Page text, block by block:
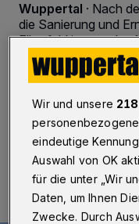
Wuppertal · Nach
die Sanierung und
Elberfeld ist nun der
an ein
günstigste Angebot
schon für die Stadt
26.01.2024 , 14:20 Uhr
Wir und unsere 218
eindeutige
Auswahl von OK
für die unter „Wir
Daten, um Ihnen
Zwecke. Durch